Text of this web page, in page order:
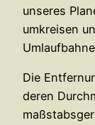
unseres
umkreisen
Die
deren